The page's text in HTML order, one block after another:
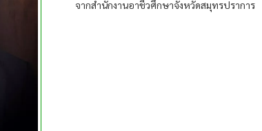
จากสำนักงานอาชีวศึกษาจังหวัดสมุทรปราการ